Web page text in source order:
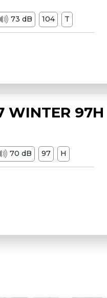
73 dB 104 T
WINTER 97H
70 dB 97 H